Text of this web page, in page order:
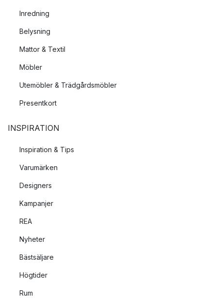
Inredning
Belysning
Mattor & Textil
Möbler
Utemöbler & Trädgårdsmöbler
Presentkort
INSPIRATION
Inspiration & Tips
Varumärken
Designers
Kampanjer
REA
Nyheter
Bästsäljare
Högtider
Rum